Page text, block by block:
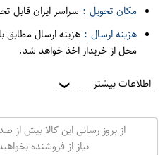
مکان تحویل : سراسر ایران قابل
هزینه ارسال : هزینه ارسال مطابق
محل از خریدار اخذ خواهد شد.
اطلاعات بیشتر ❯
از بروز رسانی این کالا بیش
نیاز از فروشنده